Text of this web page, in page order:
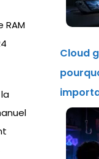
Cloud